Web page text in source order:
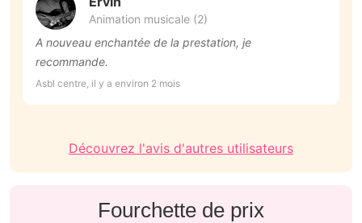
Animation musicale (2)
A nouveau enchantée de la prestation, je
recommande.
Asbl centre, il y a environ 2 mois
Découvrez l'avis d'autres utilisateurs
Fourchette de prix